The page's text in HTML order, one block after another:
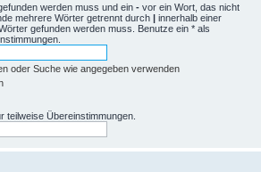
werden muss und ein - vor ein Wort, das nicht
mehrere Wörter getrennt durch | innerhalb einer
gefunden werden muss. Benutze ein * als
oder Suche wie angegeben verwenden
teilweise Übereinstimmungen.